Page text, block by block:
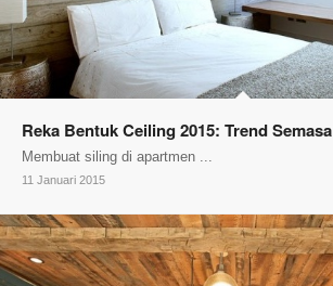
Reka Bentuk Ceiling 2015: Trend Semasa
Membuat siling di apartmen ...
11 Januari 2015